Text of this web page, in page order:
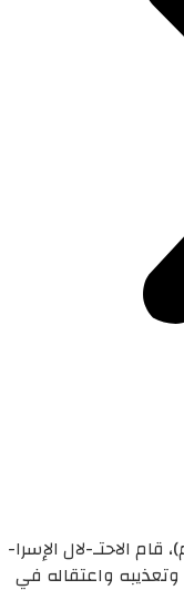
سالم حامد أبو وريدة (58 عام)، قام الاحتـ-لال الإسرا-
واعتقاله في